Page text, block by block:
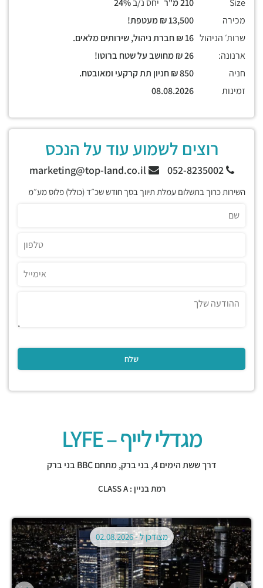
Size
יחס נ/ב
מכירה
שרות׳ הניהול
ארנונה:
חניה
זמינות
רוצים לשמוע עוד על הנכס
052-8235002
השירות כרוך בתשלום עמלת תיווך בסך חודש שכ״ד (כולל) פלוס מע״מ
מגדלי לייף – LYFE
דרך ששת הימים 4, בני ברק,מתחם BBC בני ברק
רמת בניין : CLASS A
מצודכן ל -02.08.2026